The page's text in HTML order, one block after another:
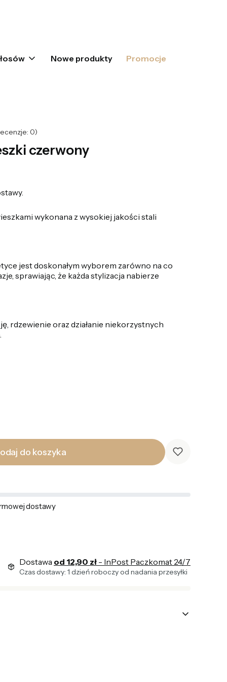
Nowe produkty Promocje
0)
czerwony
wykonana z wysokiej jakości stali
jest doskonałym wyborem zarówno na co
sprawiając, że każda stylizacja nabierze
rdzewienie oraz działanie niekorzystnych
do koszyka
dostawy
Dostawa od 12,90 zł - InPost Paczkomat 24/7
Czas dostawy: 1 dzień roboczy od nadania przesyłki